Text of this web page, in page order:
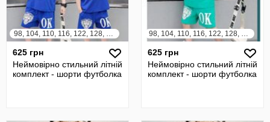
98, 104, 110, 116, 122, 128, 134, 140
625 грн
Неймовірно стильний літній
комплект - шорти футболка
98, 104, 110, 116, 122, 128, 134, 140
625 грн
Неймовірно стильний літній
комплект - шорти футболка